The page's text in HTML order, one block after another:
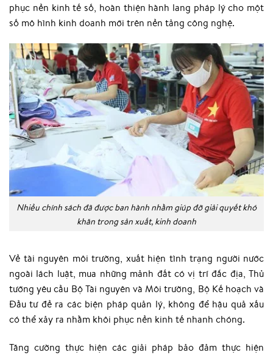
phục nền kinh tế số, hoàn thiện hành lang pháp lý cho một
số mô hình kinh doanh mới trên nền tảng công nghệ.
Nhiều chính sách đã được ban hành nhằm giúp đỡ giải quyết khó
khăn trong sản xuất, kinh doanh
Về tài nguyên môi trường, xuất hiện tình trạng người nước
ngoài lách luật, mua những mảnh đất có vị trí đắc địa, Thủ
tướng yêu cầu Bộ Tài nguyên và Môi trường, Bộ Kế hoạch và
Đầu tư đề ra các biện pháp quản lý, không để hậu quả xấu
có thể xảy ra nhằm khôi phục nền kinh tế nhanh chóng.
Tăng cường thực hiện các giải pháp bảo đảm thực hiện